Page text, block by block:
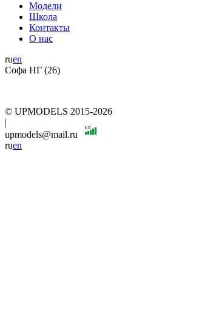
Модели
Школа
Контакты
О нас
ruen
Софа НГ (26)
© UPMODELS 2015-2026
|
upmodels@mail.ru
ruen